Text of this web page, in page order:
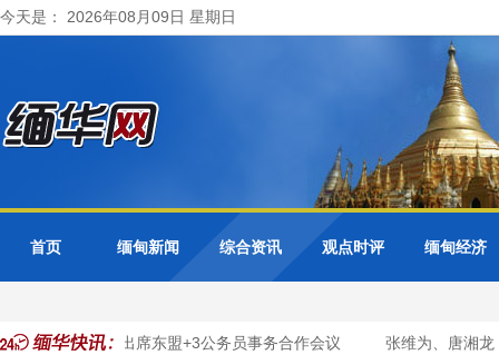
今天是： 2026年08月09日 星期日
首页 缅甸新闻 综合资讯 观点时评 缅甸经济
型 缅甸出席东盟+3公务员事务合作会议 张维为、唐湘龙